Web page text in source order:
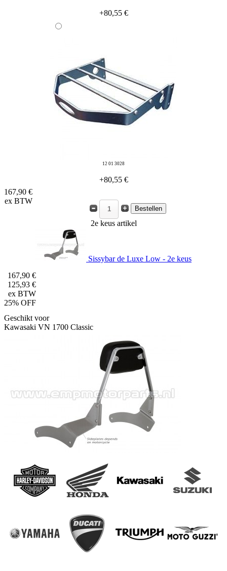
+80,55 €
12 01 3028
+80,55 €
167,90 €
ex BTW
2e keus artikel
Sissybar de Luxe Low - 2e keus
167,90 €
125,93 €
ex BTW
25% OFF
Geschikt voor
Kawasaki VN 1700 Classic